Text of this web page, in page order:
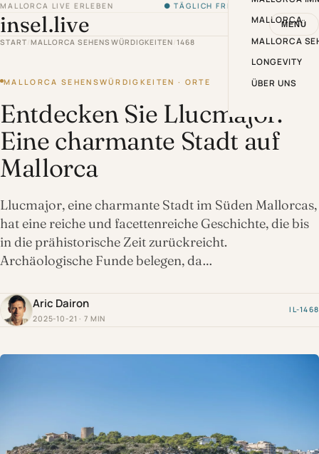
MALLORCA LIVE ERLEBEN ● TÄGLICH FRISCH VON DER INSEL
insel.live MENÜ
MALLORCA
MALLORCA
LONGEVITY
ÜBER UNS
START /MALLORCA SEHENSWÜRDIGKEITEN 1468
MALLORCA SEHENSWÜRDIGKEITEN · ORTE
Entdecken Sie Llucmajor:
Eine charmante Stadt auf
Mallorca
Llucmajor, eine charmante Stadt im Süden Mallorcas,
hat eine reiche und facettenreiche Geschichte, die bis
in die prähistorische Zeit zurückreicht.
Archäologische Funde belegen, da…
Aric Dairon
2025-10-21 · 7 MIN
IL-1468